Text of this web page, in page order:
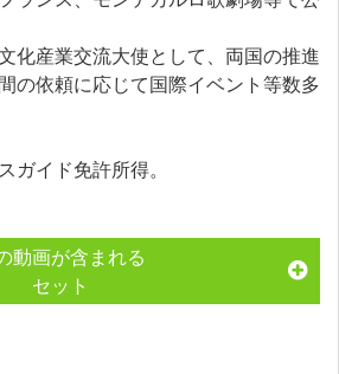
化産業交流大使として、両国の推進
の依頼に応じて国際イベント等数多
ガイド免許所得。
動画が含まれる
セット